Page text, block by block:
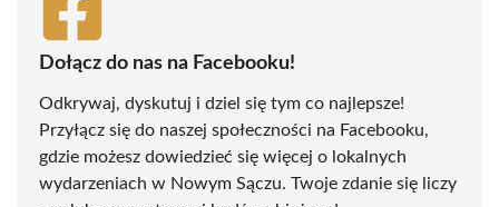
Dołącz do nas na Facebooku!
Odkrywaj, dyskutuj i dziel się tym co najlepsze!
Przyłącz się do naszej społeczności na Facebooku,
gdzie możesz dowiedzieć się więcej o lokalnych
wydarzeniach w Nowym Sączu. Twoje zdanie się liczy